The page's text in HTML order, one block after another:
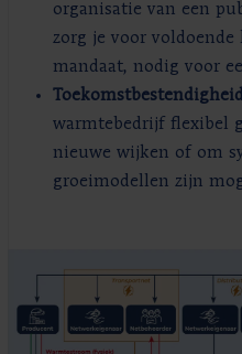
organisatie van een
zorg je voor
mandaat, nodig voor
warmtebedrijf flexibel
nieuwe wijken of om
groeimodellen zijn